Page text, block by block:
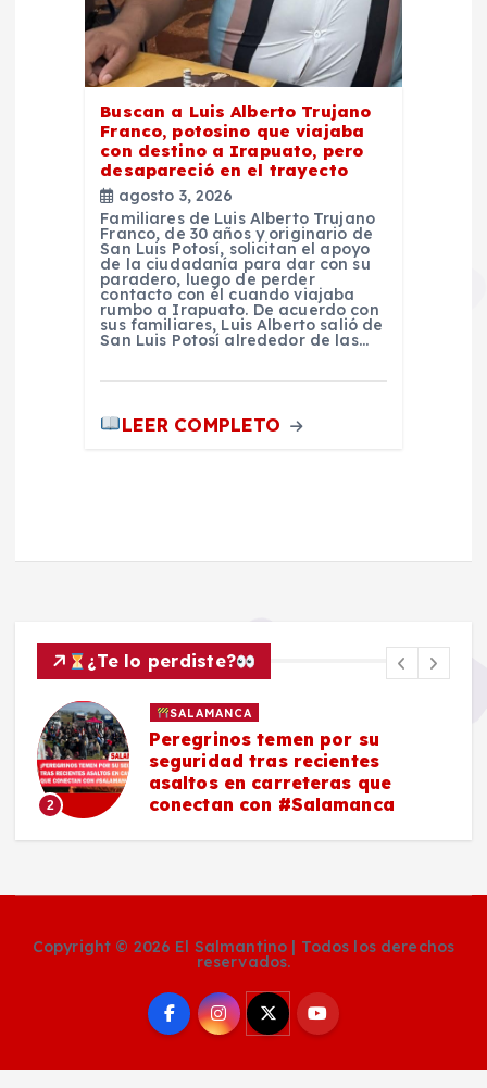
Buscan a Luis Alberto Trujano
Franco, potosino que viajaba
con destino a Irapuato, pero
desapareció en el trayecto
agosto 3, 2026
Familiares de Luis Alberto Trujano
Franco, de 30 años y originario de
San Luis Potosí, solicitan el apoyo
de la ciudadanía para dar con su
paradero, luego de perder
contacto con él cuando viajaba
rumbo a Irapuato. De acuerdo con
sus familiares, Luis Alberto salió de
San Luis Potosí alrededor de las…
LEER COMPLETO
¿Te lo perdiste?
2
SALAMANCA
Peregrinos temen por su
seguridad tras recientes
asaltos en carreteras que
conectan con #Salamanca
Copyright © 2026 El Salmantino | Todos los derechos
reservados.